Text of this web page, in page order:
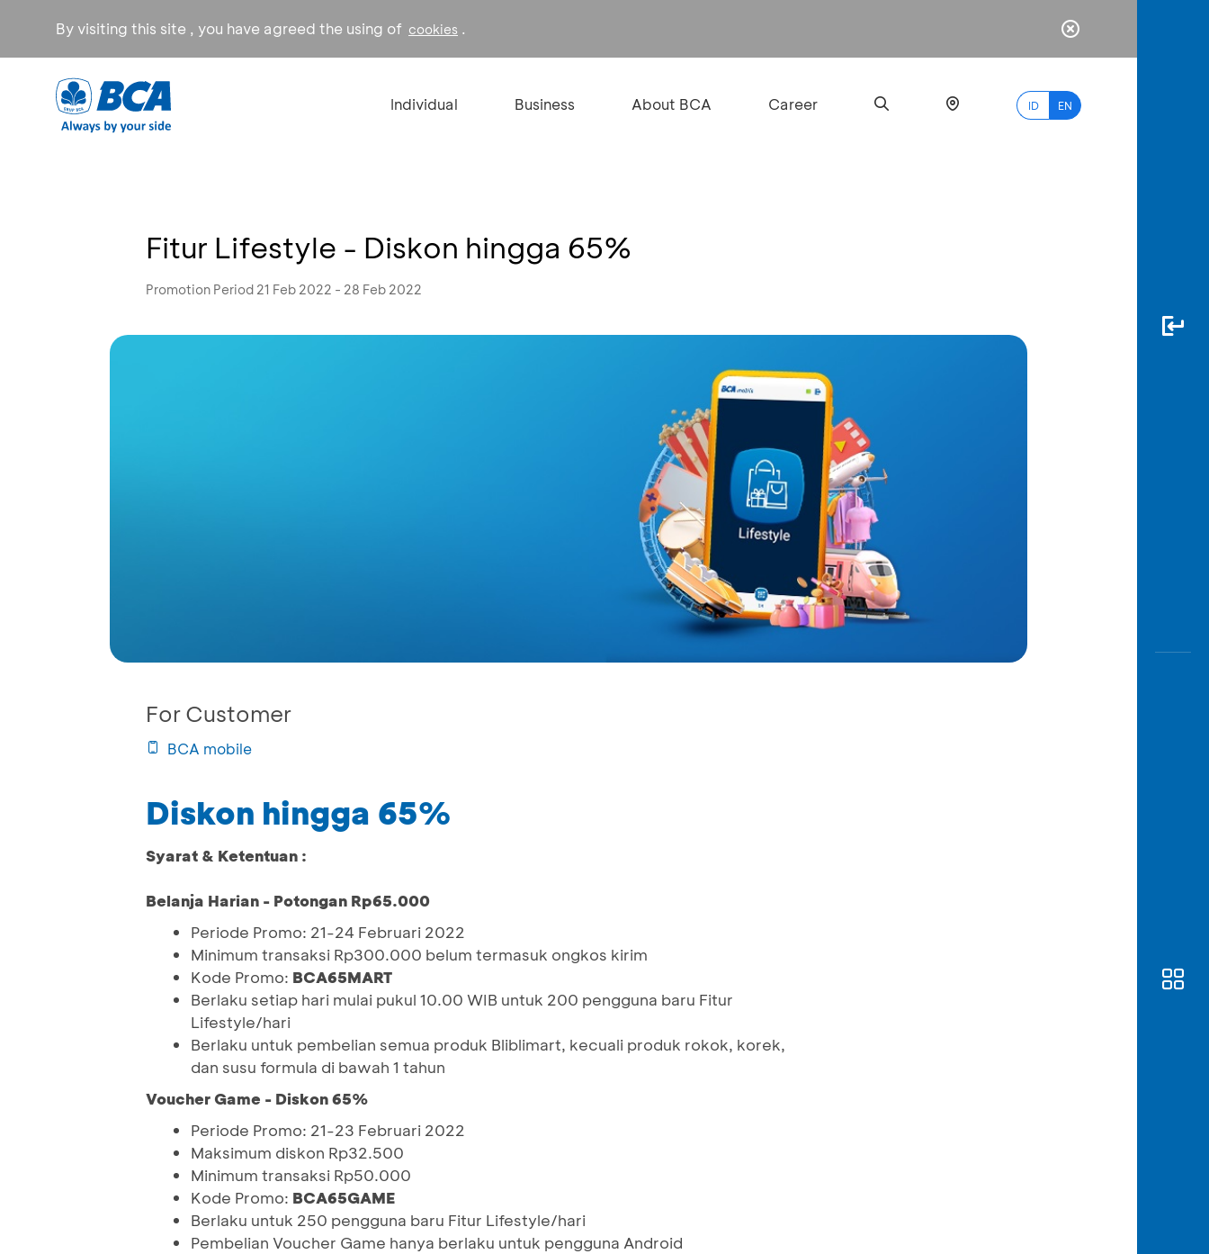
By visiting this site , you have agreed the using of cookies .
Individual Business About BCA Career ID EN
myBCA
Fitur Lifestyle - Diskon hingga 65%
Promotion Period 21 Feb 2022 - 28 Feb 2022
For Customer
BCA mobile
Diskon hingga 65%
Syarat & Ketentuan :
Belanja Harian - Potongan Rp65.000
Periode Promo: 21-24 Februari 2022
Minimum transaksi Rp300.000 belum termasuk ongkos kirim
Kode Promo: BCA65MART
Berlaku setiap hari mulai pukul 10.00 WIB untuk 200 pengguna baru Fitur
Lifestyle/hari
Berlaku untuk pembelian semua produk Bliblimart, kecuali produk rokok, korek,
dan susu formula di bawah 1 tahun
Voucher Game - Diskon 65%
Periode Promo: 21-23 Februari 2022
Maksimum diskon Rp32.500
Minimum transaksi Rp50.000
Kode Promo: BCA65GAME
Berlaku untuk 250 pengguna baru Fitur Lifestyle/hari
Pembelian Voucher Game hanya berlaku untuk pengguna Android